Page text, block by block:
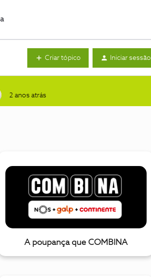
Criar tópico Iniciar sessão
2 anos atrás
A poupança que COMBINA